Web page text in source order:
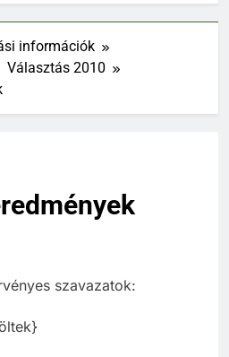
információk
Választás 2010
szavazatok: